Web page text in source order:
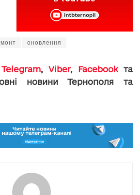
оновлення
Telegram, Viber, Facebookта
новини Тернополя та